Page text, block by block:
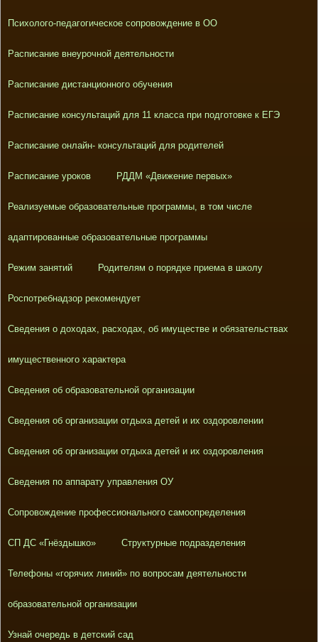
Психолого-педагогическое сопровождение в ОО
Расписание внеурочной деятельности
Расписание дистанционного обучения
Расписание консультаций для 11 класса при подготовке к ЕГЭ
Расписание онлайн- консультаций для родителей
Расписание уроков РДДМ «Движение первых»
Реализуемые образовательные программы, в том числе
адаптированные образовательные программы
Режим занятий Родителям о порядке приема в школу
Роспотребнадзор рекомендует
Сведения о доходах, расходах, об имуществе и обязательствах
имущественного характера
Сведения об образовательной организации
Сведения об организации отдыха детей и их оздоровлении
Сведения об организации отдыха детей и их оздоровления
Сведения по аппарату управления ОУ
Сопровождение профессионального самоопределения
СП ДС «Гнёздышко» Структурные подразделения
Телефоны «горячих линий» по вопросам деятельности
образовательной организации
Узнай очередь в детский сад